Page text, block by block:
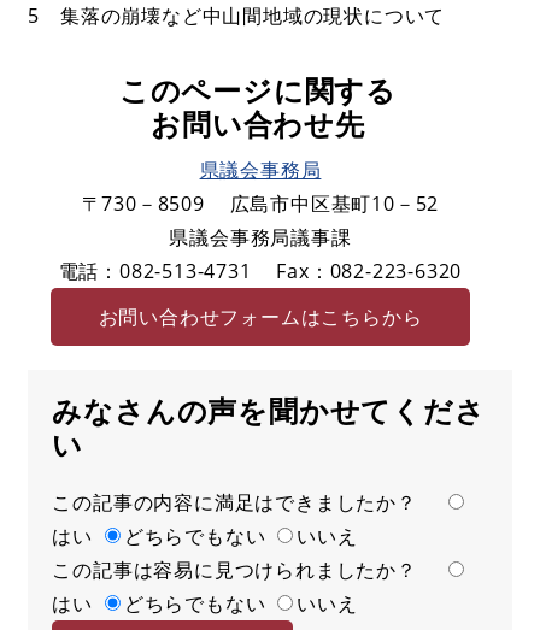
5 集落の崩壊など中山間地域の現状について
このページに関する
お問い合わせ先
県議会事務局
〒730－8509
広島市中区基町10－52
県議会事務局議事課
電話：082-513-4731
Fax：082-223-6320
お問い合わせフォームはこちらから
みなさんの声を聞かせてくださ
い
満
足
度
この記事の内容に満足はできましたか？
はい
どちらでもない
いいえ
容
易
この記事は容易に見つけられましたか？
はい
どちらでもない いいえ